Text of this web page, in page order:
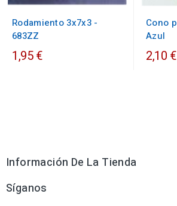
Rodamiento 3x7x3 -
683ZZ
1,95 €
Cono
Azul
2,10 €
Información De La Tienda
Síganos